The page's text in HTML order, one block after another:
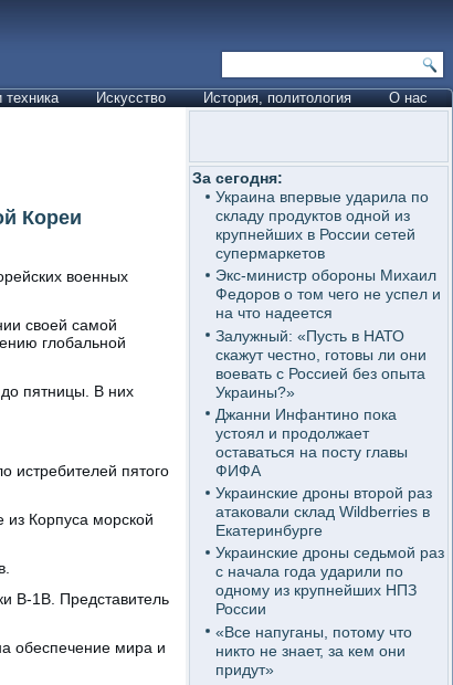
техника Искусство История, политология О нас
Кореи
военных
своей самой
глобальной
пятницы. В них
истребителей пятого
Корпуса морской
B-1B. Представитель
обеспечение мира и
За сегодня:
Украина впервые ударила по
складу продуктов одной из
крупнейших в России сетей
супермаркетов
Экс-министр обороны Михаил
Федоров о том чего не успел и
на что надеется
Залужный: «Пусть в НАТО
скажут честно, готовы ли они
воевать с Россией без опыта
Украины?»
Джанни Инфантино пока
устоял и продолжает
оставаться на посту главы
ФИФА
Украинские дроны второй раз
атаковали склад Wildberries в
Екатеринбурге
Украинские дроны седьмой раз
с начала года ударили по
одному из крупнейших НПЗ
России
«Все напуганы, потому что
никто не знает, за кем они
придут»